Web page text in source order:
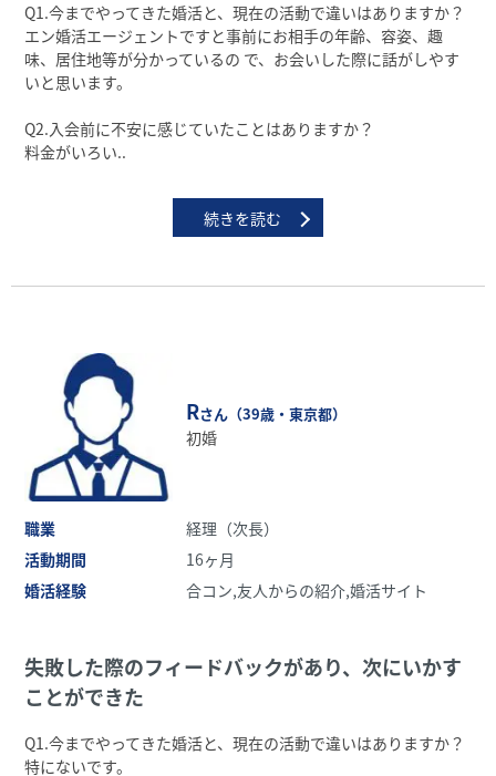
Q1.今までやってきた婚活と、現在の活動で違いはありますか？
エン婚活エージェントですと事前にお相⼿の年齢、容姿、趣
味、居住地等が分かっているの で、お会いした際に話がしやす
いと思います。
Q2.⼊会前に不安に感じていたことはありますか？
料⾦がいろい..
続きを読む
Rさん（39歳・東京都）
初婚
職業
経理（次長）
活動期間
16ヶ月
婚活経験
合コン,友人からの紹介,婚活サイト
失敗した際のフィードバックがあり、次にいかす
ことができた
Q1.今までやってきた婚活と、現在の活動で違いはありますか？
特にないです。